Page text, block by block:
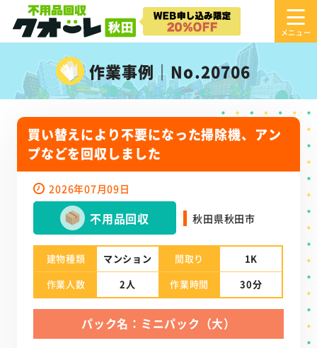
作業事例｜No.20706
買い替えにより不要になった掃除機、アン
プなどを回収しました
2026年07月09日
不用品回収 秋田県秋田市
建物種類 マンション 間取り
1K
作業人数
2人 作業時間 30分
パック名：ミニパック（大）